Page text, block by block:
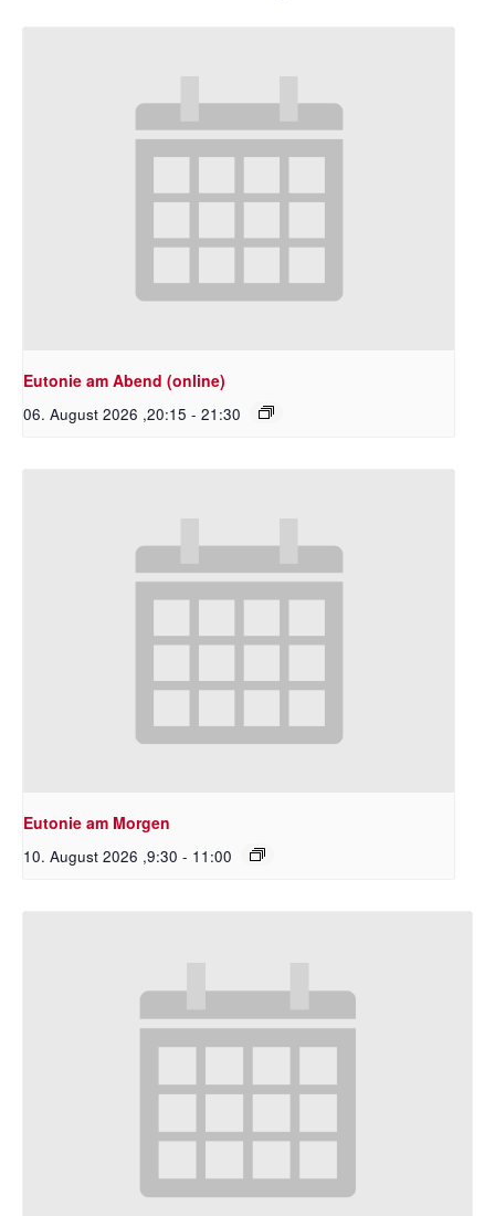
Eutonie am Abend (online)
06. August 2026 ,20:15 - 21:30
Eutonie am Morgen
10. August 2026 ,9:30 - 11:00